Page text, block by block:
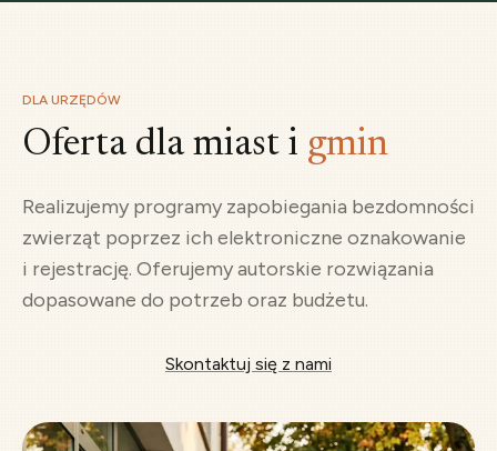
DLA URZĘDÓW
Oferta dla miast i gmin
Realizujemy programy zapobiegania bezdomności
zwierząt poprzez ich elektroniczne oznakowanie
i rejestrację. Oferujemy autorskie rozwiązania
dopasowane do potrzeb oraz budżetu.
Skontaktuj się z nami